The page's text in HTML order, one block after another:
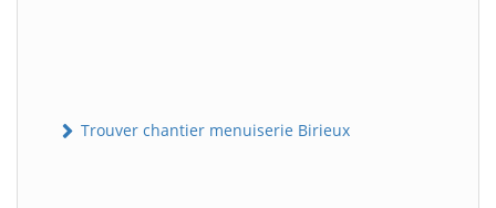
Trouver chantier menuiserie Birieux